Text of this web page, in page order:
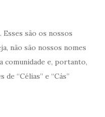
Esses são os nossos
não são nossos nomes
comunidade e, portanto,
“Célias” e “Cás”